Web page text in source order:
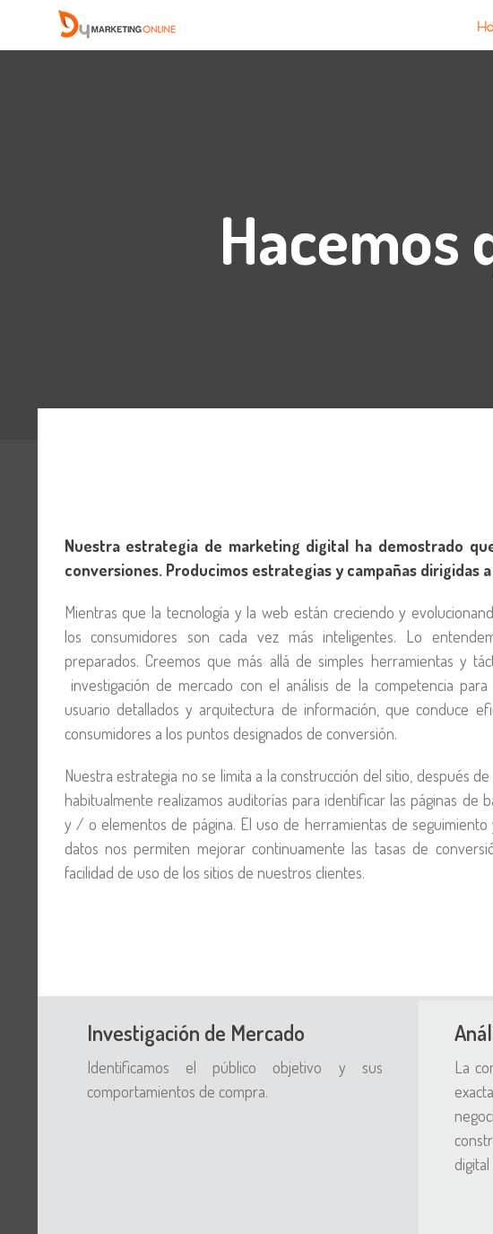
Hacemos
Nuestra estrategia de marketing digital ha demostrado
conversiones. Producimos estrategias y campañas
Mientras que la tecnología y la web están creciendo y
los consumidores son cada vez más inteligentes. Lo
preparados. Creemos que más allá de simples herramientas y
investigación de mercado con el análisis de la competencia
usuario detallados y arquitectura de información, que conduce
consumidores a los puntos designados de conversión.
Nuestra estrategia no se limita a la construcción del sitio, después de
habitualmente realizamos auditorías para identificar las páginas de
y / o elementos de página. El uso de herramientas de seguimiento
datos nos permiten mejorar continuamente las tasas de
facilidad de uso de los sitios de nuestros clientes.
Investigación de Mercado
Identificamos el público objetivo y sus
comportamientos de compra.
La